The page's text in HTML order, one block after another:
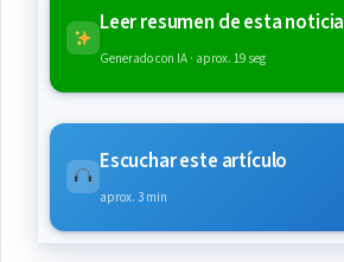
Leer resumen de esta noticia
Generado con IA · aprox. 19 seg
Escuchar este artículo
aprox. 3 min